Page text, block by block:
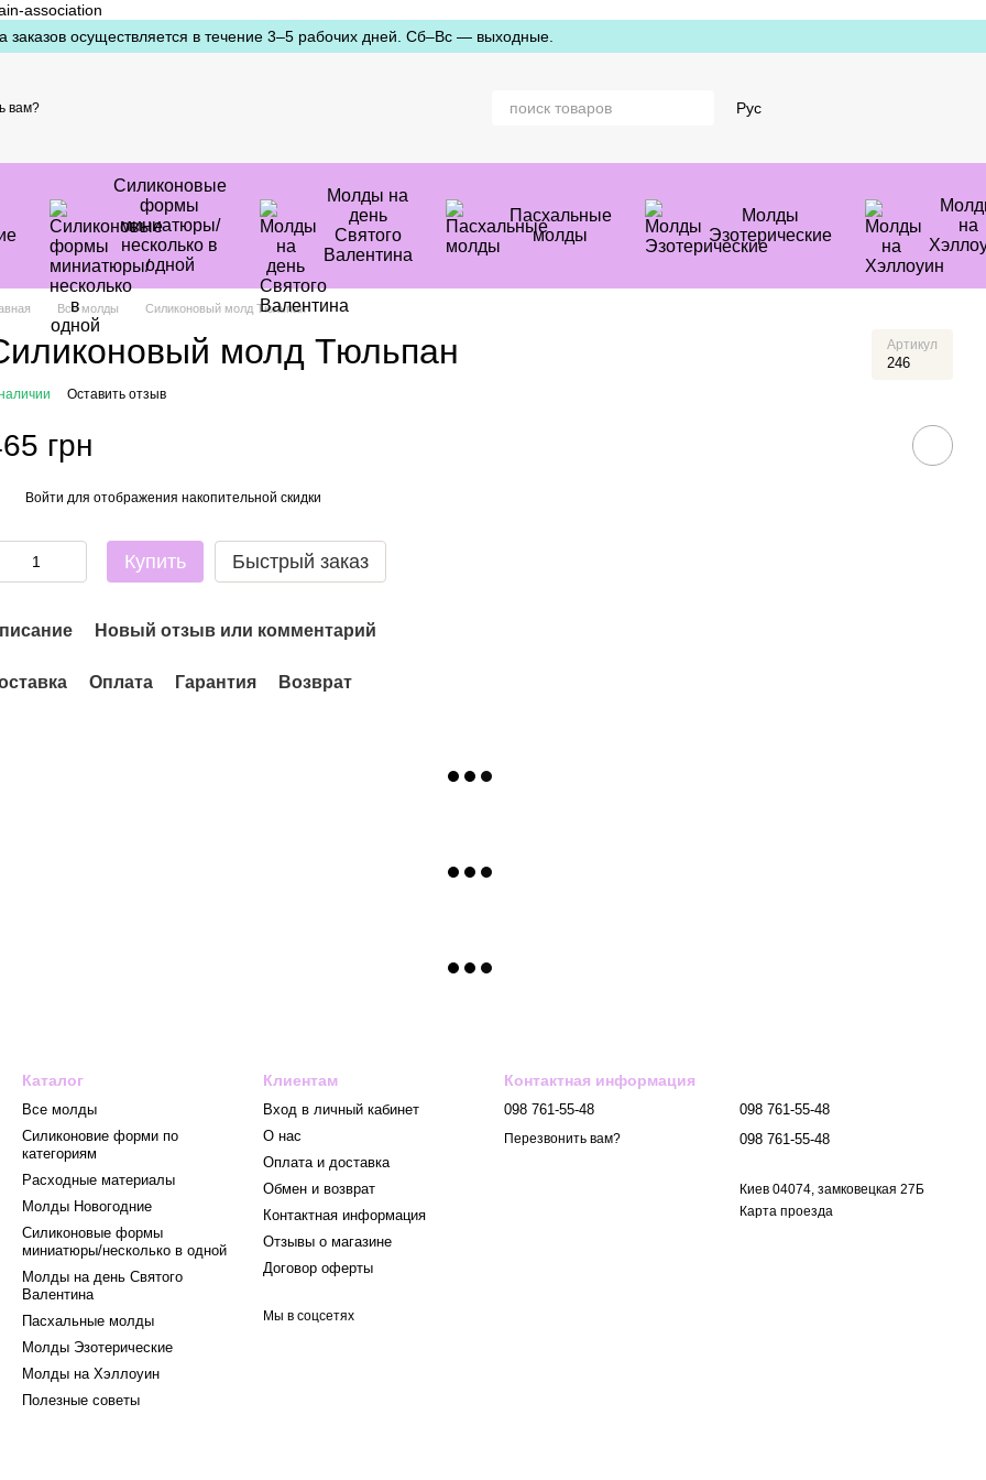
association
заказов осуществляется в течение 3–5 рабочих дней. Сб–Вс — выходные.
вам? Рус
Силиконовые
формы
миниатюры/
несколько в
одной
Молды на
день
Святого
Валентина
Пасхальные
молды
Молды
Эзотерические
на
Все молды Силиконовый молд Тюльпан
молд Тюльпан Артикул
246
Оставить отзыв
грн
Войти для отображения накопительной скидки
Купить Быстрый заказ
Новый отзыв или комментарий
Оплата Гарантия Возврат
Каталог
Все молды
Силиконовие форми по
категориям
Расходные материалы
Mолды Новогодние
Силиконовые формы
миниатюры/несколько в одной
Молды на день Святого
Валентина
Пасхальные молды
Молды Эзотерические
Молды на Хэллоуин
Полезные советы
Клиентам
Вход в личный кабинет
О нас
Оплата и доставка
Обмен и возврат
Контактная информация
Отзывы о магазине
Договор оферты
Мы в соцсетях
Контактная информация
098 761-55-48
Перезвонить вам?
098 761-55-48
098 761-55-48
Киев 04074, замковецкая 27Б
Карта проезда